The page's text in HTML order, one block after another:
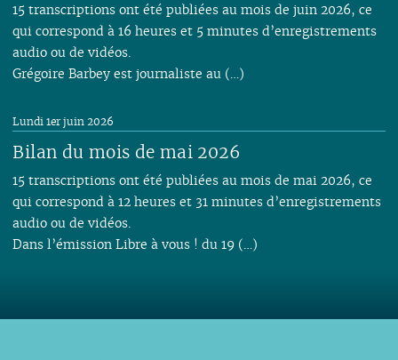
15 transcriptions ont été publiées au mois de juin 2026, ce
qui correspond à 16 heures et 5 minutes d’enregistrements
audio ou de vidéos.
Grégoire Barbey est journaliste au (…)
Bilan du mois de mai 2026
Lundi 1er juin 2026
15 transcriptions ont été publiées au mois de mai 2026, ce
qui correspond à 12 heures et 31 minutes d’enregistrements
audio ou de vidéos.
Dans l’émission Libre à vous ! du 19 (…)